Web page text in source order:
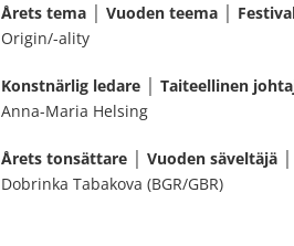
Årets tema │ Vuoden teema │
Origin/-ality
Konstnärlig ledare │ Taiteellinen
Anna-Maria Helsing
Årets tonsättare │ Vuoden säveltäjä
Dobrinka Tabakova (BGR/GBR)